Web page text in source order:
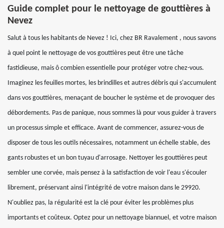
Guide complet pour le nettoyage de gouttières à
Nevez
Salut à tous les habitants de Nevez ! Ici, chez BR Ravalement , nous savons
à quel point le nettoyage de vos gouttières peut être une tâche
fastidieuse, mais ô combien essentielle pour protéger votre chez-vous.
Imaginez les feuilles mortes, les brindilles et autres débris qui s'accumulent
dans vos gouttières, menaçant de boucher le système et de provoquer des
débordements. Pas de panique, nous sommes là pour vous guider à travers
un processus simple et efficace. Avant de commencer, assurez-vous de
disposer de tous les outils nécessaires, notamment un échelle stable, des
gants robustes et un bon tuyau d'arrosage. Nettoyer les gouttières peut
sembler une corvée, mais pensez à la satisfaction de voir l'eau s'écouler
librement, préservant ainsi l'intégrité de votre maison dans le 29920.
N'oubliez pas, la régularité est la clé pour éviter les problèmes plus
importants et coûteux. Optez pour un nettoyage biannuel, et votre maison